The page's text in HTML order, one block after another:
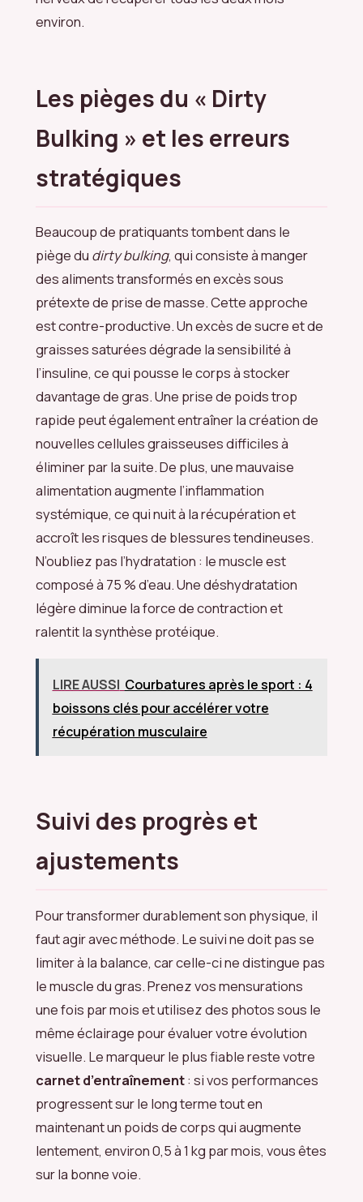
environ.
Les pièges du « Dirty
Bulking » et les erreurs
stratégiques
Beaucoup de pratiquants tombent dans le
piège du dirty bulking, qui consiste à manger
des aliments transformés en excès sous
prétexte de prise de masse. Cette approche
est contre-productive. Un excès de sucre et de
graisses saturées dégrade la sensibilité à
l’insuline, ce qui pousse le corps à stocker
davantage de gras. Une prise de poids trop
rapide peut également entraîner la création de
nouvelles cellules graisseuses difficiles à
éliminer par la suite. De plus, une mauvaise
alimentation augmente l’inflammation
systémique, ce qui nuit à la récupération et
accroît les risques de blessures tendineuses.
N’oubliez pas l’hydratation : le muscle est
composé à 75 % d’eau. Une déshydratation
légère diminue la force de contraction et
ralentit la synthèse protéique.
LIRE AUSSI Courbatures après le sport : 4
boissons clés pour accélérer votre
récupération musculaire
Suivi des progrès et
ajustements
Pour transformer durablement son physique, il
faut agir avec méthode. Le suivi ne doit pas se
limiter à la balance, car celle-ci ne distingue pas
le muscle du gras. Prenez vos mensurations
une fois par mois et utilisez des photos sous le
même éclairage pour évaluer votre évolution
visuelle. Le marqueur le plus fiable reste votre
carnet d’entraînement: si vos performances
progressent sur le long terme tout en
maintenant un poids de corps qui augmente
lentement, environ 0,5 à 1 kg par mois, vous êtes
sur la bonne voie.